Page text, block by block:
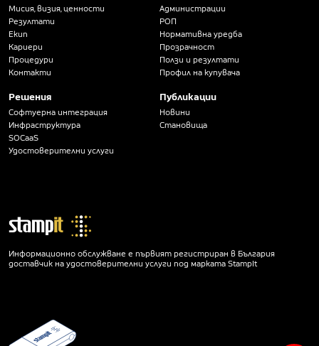
Мисия, визия, ценности
Резултати
Екип
Кариери
Процедури
Контакти
Решения
Софтуерна интеграция
Инфраструктура
SOCaaS
Удостоверителни услуги
Администрации
РОП
Нормативна уредба
Прозрачност
Ползи и резултати
Профил на купувача
Публикации
Новини
Становища
Информационно обслужване е първият регистриран в България
доставчик на удостоверителни услуги под марката StampIt